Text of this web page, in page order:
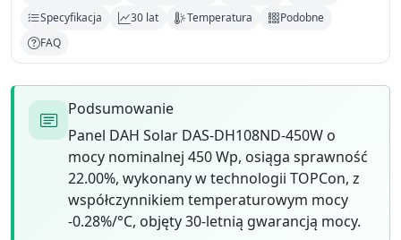
Specyfikacja
30 lat Temperatura
Podobne
FAQ
Podsumowanie
Panel DAH Solar DAS-DH108ND-450W o
mocy nominalnej 450 Wp, osiąga sprawność
22.00%, wykonany w technologii TOPCon, z
współczynnikiem temperaturowym mocy
-0.28%/°C, objęty 30-letnią gwarancją mocy.